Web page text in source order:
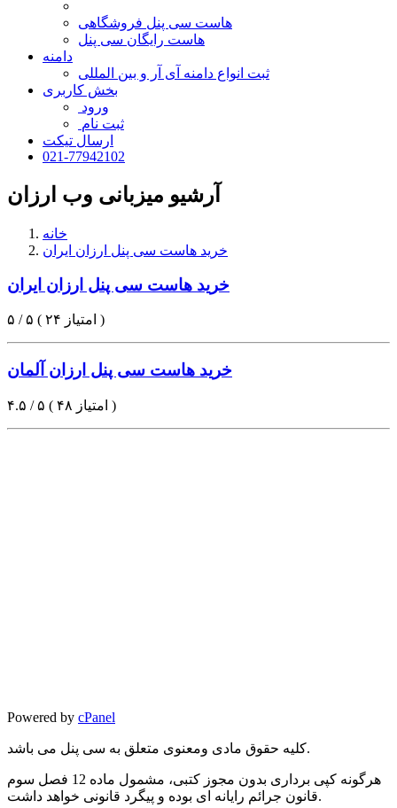
هاست سی پنل فروشگاهی
هاست رایگان سی پنل
دامنه
ثبت انواع دامنه آی آر و بین المللی
بخش کاربری
ورود
ثبت نام
ارسال تیکت
021-77942102
آرشیو میزبانی وب ارزان
خانه
خرید هاست سی پنل ارزان ایران
خرید هاست سی پنل ارزان ایران
۵ / ۵ ( ۲۴ امتیاز )
خرید هاست سی پنل ارزان آلمان
۴.۵ / ۵ ( ۴۸ امتیاز )
Powered by cPanel
کلیه حقوق مادی ومعنوی متعلق به سی پنل می باشد.
هرگونه کپی برداری بدون مجوز کتبی، مشمول ماده 12 فصل سوم
قانون جرائم رایانه ای بوده و پیگرد قانونی خواهد داشت.